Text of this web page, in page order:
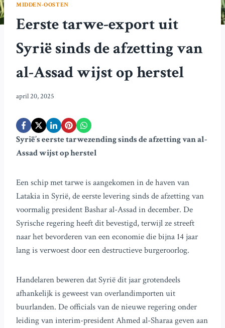
MIDDEN-OOSTEN
Eerste tarwe-export uit
Syrië sinds de afzetting van
al-Assad wijst op herstel
april 20, 2025
Syrië’s eerste tarwezending sinds de afzetting van al-
Assad wijst op herstel
Een schip met tarwe is aangekomen in de haven van
Latakia in Syrië, de eerste levering sinds de afzetting van
voormalig president Bashar al-Assad in december. De
Syrische regering heeft dit bevestigd, terwijl ze streeft
naar het bevorderen van een economie die bijna 14 jaar
lang is verwoest door een destructieve burgeroorlog.
Handelaren beweren dat Syrië dit jaar grotendeels
afhankelijk is geweest van overlandimporten uit
buurlanden. De officials van de nieuwe regering onder
leiding van interim-president Ahmed al-Sharaa geven aan